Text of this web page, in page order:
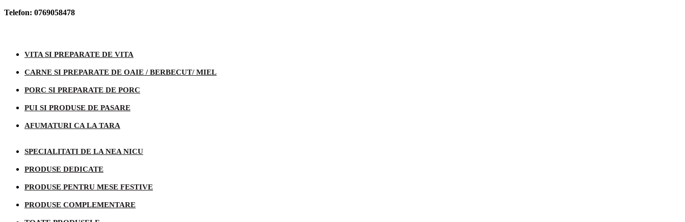
Telefon: 0769058478
VITA SI PREPARATE DE VITA
CARNE SI PREPARATE DE OAIE / BERBECUT/ MIEL
PORC SI PREPARATE DE PORC
PUI SI PRODUSE DE PASARE
AFUMATURI CA LA TARA
SPECIALITATI DE LA NEA NICU
PRODUSE DEDICATE
PRODUSE PENTRU MESE FESTIVE
PRODUSE COMPLEMENTARE